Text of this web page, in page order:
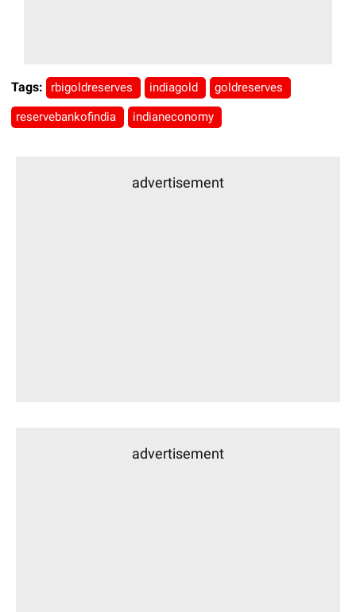
Tags: rbigoldreserves indiagold goldreserves
reservebankofindia indianeconomy
advertisement
advertisement